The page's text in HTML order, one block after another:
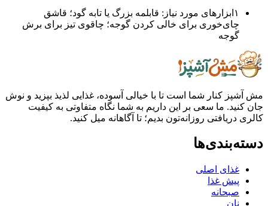
ابزارهای مورد نیاز: قابلمه بزرگ یا تابه گود؛ قاشق
چای‌خوری برای خالی کردن گوجه؛ چاقوی تیز برای برش
کنار شما است تا با خیالی آسوده، غذایی لذیذ بپزید و نوش
ما سعی بر این داریم به شما نگاه متفاوتی به کیفیت
روزانه‌تون بدیم؛ تا آگاهانه میل کنید.
غذای اصلی
پیش غذا
صبحانه